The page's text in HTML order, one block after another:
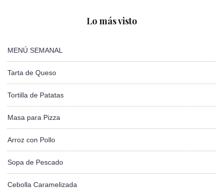
Lo más visto
MENÚ SEMANAL
Tarta de Queso
Tortilla de Patatas
Masa para Pizza
Arroz con Pollo
Sopa de Pescado
Cebolla Caramelizada